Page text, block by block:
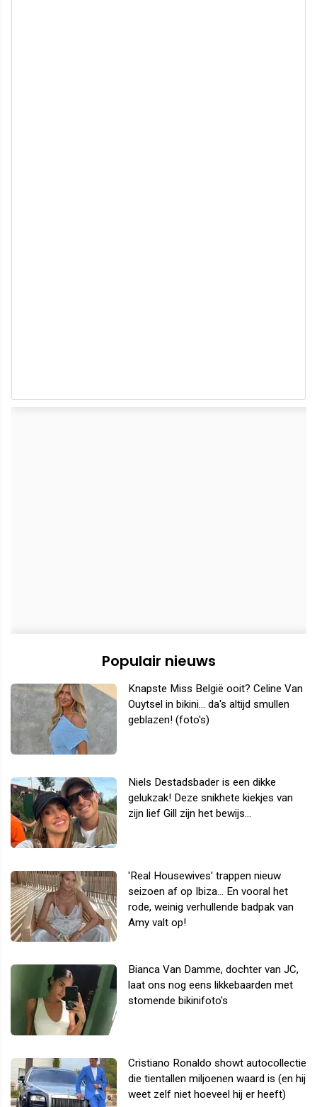
Populair nieuws
Knapste Miss België ooit? Celine Van
Ouytsel in bikini... da's altijd smullen
geblazen! (foto's)
Niels Destadsbader is een dikke
gelukzak! Deze snikhete kiekjes van
zijn lief Gill zijn het bewijs...
'Real Housewives' trappen nieuw
seizoen af op Ibiza... En vooral het
rode, weinig verhullende badpak van
Amy valt op!
Bianca Van Damme, dochter van JC,
laat ons nog eens likkebaarden met
stomende bikinifoto's
Cristiano Ronaldo showt autocollectie
die tientallen miljoenen waard is (en hij
weet zelf niet hoeveel hij er heeft)